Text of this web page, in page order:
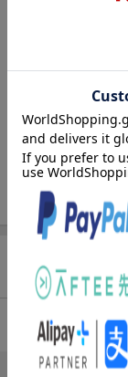
我が家の小学校3
と一致していて
小学校中学年く
た。（まゆみん
商品レビュ
総